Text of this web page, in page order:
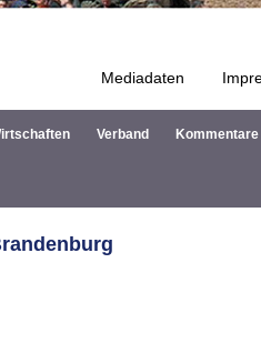
Mediadaten
springen Verband Kommentare